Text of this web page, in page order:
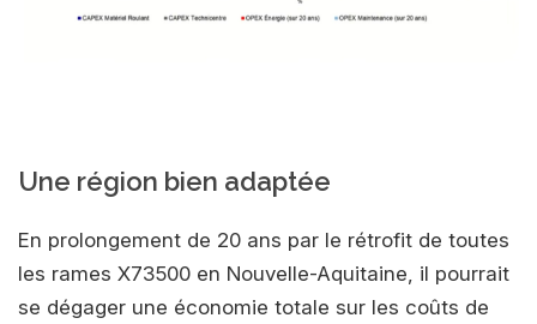
Une région bien adaptée
En prolongement de 20 ans par le rétrofit de toutes
les rames X73500 en Nouvelle-Aquitaine, il pourrait
se dégager une économie totale sur les coûts de